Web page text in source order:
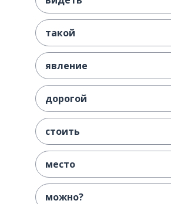
такой
явление
дорогой
стоить
место
можно?